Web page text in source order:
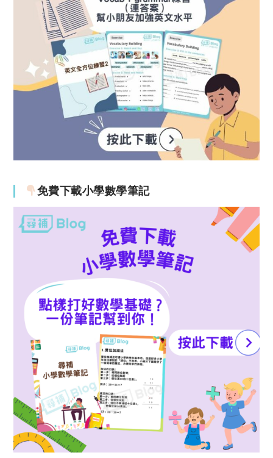
免費下載小學數學筆記